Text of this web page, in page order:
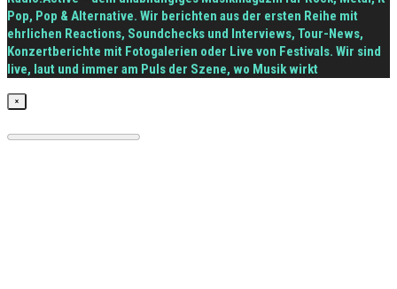
Pop, Pop & Alternative. Wir berichten aus der ersten Reihe mit
ehrlichen Reactions, Soundchecks und Interviews, Tour-News,
Konzertberichte mit Fotogalerien oder Live von Festivals. Wir sind
live, laut und immer am Puls der Szene, wo Musik wirkt
×